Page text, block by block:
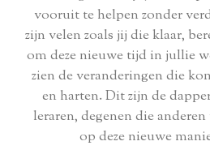
vooruit te helpen zonder
zijn velen zoals jij die klaar,
om deze nieuwe tijd in jullie
zien de veranderingen die
en harten. Dit zijn de
leraren, degenen die
op deze nieuwe